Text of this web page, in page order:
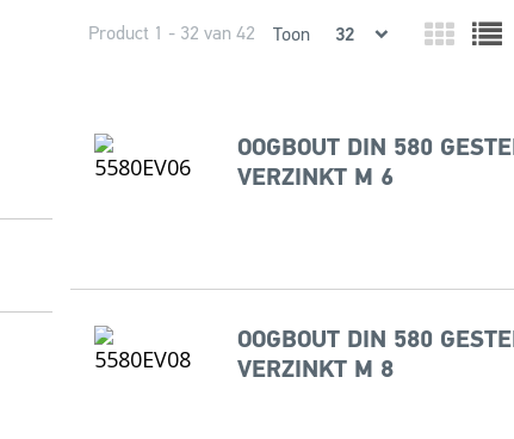
Product 1 - 32 van 42 Toon
OOGBOUT DIN 580
VERZINKT M 6
OOGBOUT DIN 580
VERZINKT M 8